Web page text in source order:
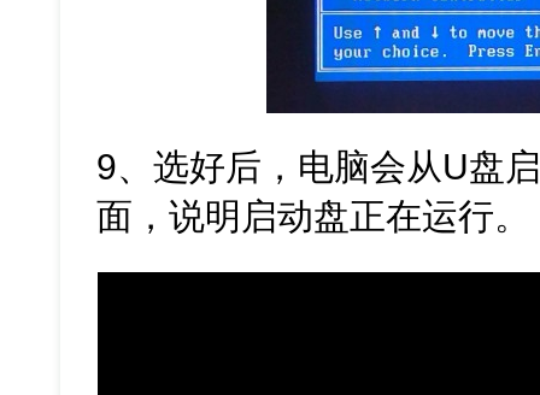
9、选好后，电脑会从U盘
面，说明启动盘正在运行。